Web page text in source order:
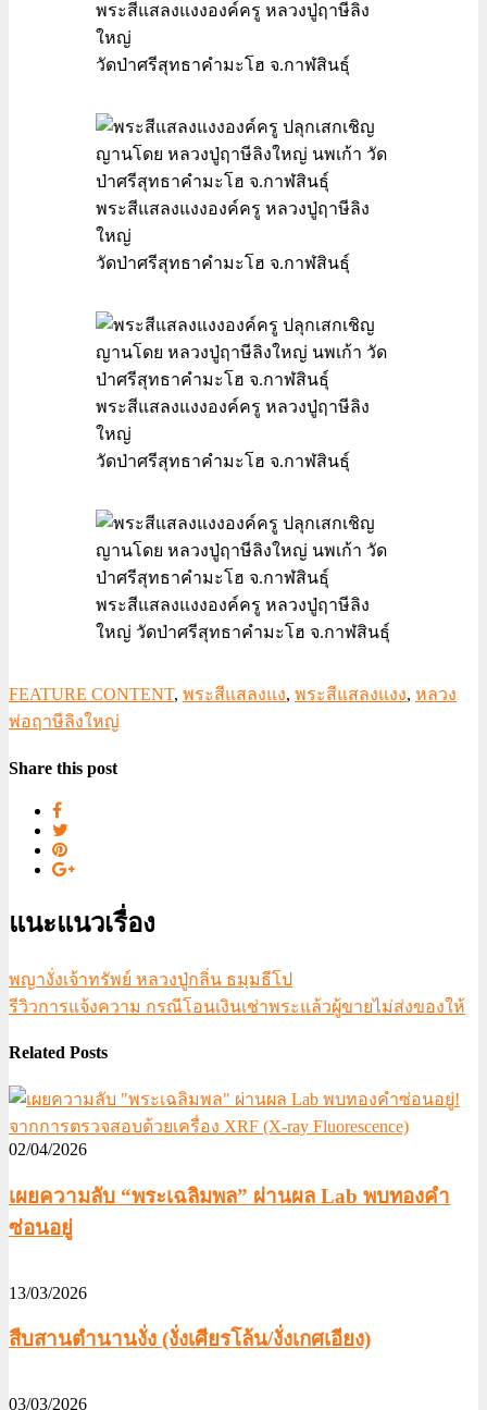
พระสีแสลงแงงองค์ครู หลวงปู่ฤาษีลิง
ใหญ่
วัดป่าศรีสุทธาคำมะโฮ จ.กาฬสินธุ์
พระสีแสลงแงงองค์ครู หลวงปู่ฤาษีลิง
ใหญ่
วัดป่าศรีสุทธาคำมะโฮ จ.กาฬสินธุ์
พระสีแสลงแงงองค์ครู หลวงปู่ฤาษีลิง
ใหญ่
วัดป่าศรีสุทธาคำมะโฮ จ.กาฬสินธุ์
พระสีแสลงแงงองค์ครู หลวงปู่ฤาษีลิง
ใหญ่ วัดป่าศรีสุทธาคำมะโฮ จ.กาฬสินธุ์
FEATURE CONTENT, พระสีแสลงแง, พระสีแสลงแงง, หลวง
พ่อฤาษีลิงใหญ่
Share this post
แนะแนวเรื่อง
พญางั่งเจ้าทรัพย์ หลวงปู่กลิ่น ธมฺมธีโป
รีวิวการแจ้งความ กรณีโอนเงินเช่าพระแล้วผู้ขายไม่ส่งของให้
Related Posts
02/04/2026
เผยความลับ “พระเฉลิมพล” ผ่านผล Lab พบทองคำ
ซ่อนอยู่
13/03/2026
สืบสานตำนานงั่ง (งั่งเศียรโล้น/งั่งเกศเอียง)
03/03/2026